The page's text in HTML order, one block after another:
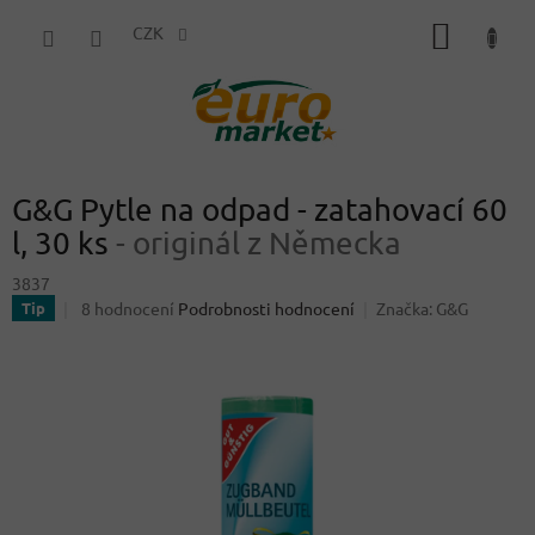
CZK
G&G Pytle na odpad - zatahovací 60
l, 30 ks - originál z Německa
3837
Tip
Průměrné
8 hodnocení Podrobnosti hodnocení Značka: G&G